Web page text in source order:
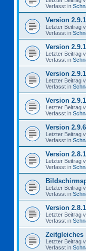
Verfasst in
Version
Letzter Beitrag
Verfasst in
Version
Letzter Beitrag
Verfasst in
Version
Letzter Beitrag
Verfasst in
Version
Letzter Beitrag
Verfasst in
Version 2.9.6
Letzter Beitrag
Verfasst in
Version
Letzter Beitrag
Verfasst in
Letzter Beitrag
Verfasst in
Version
Letzter Beitrag
Verfasst in
Zeitgleiches
Letzter Beitrag
Verfasst in